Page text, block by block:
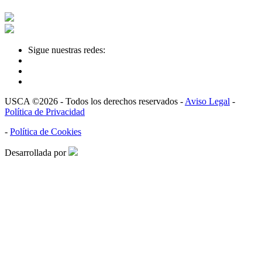
Sigue nuestras redes:
USCA ©2026 - Todos los derechos reservados - Aviso Legal -
Política de Privacidad
- Política de Cookies
Desarrollada por